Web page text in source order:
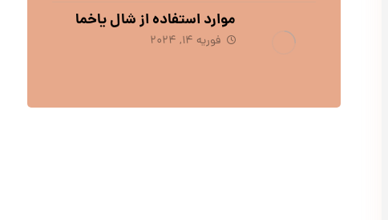
موارد استفاده از شال یاخما
فوریه 14, 2024